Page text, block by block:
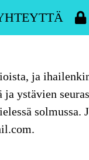
ja
ystävien
solmussa.